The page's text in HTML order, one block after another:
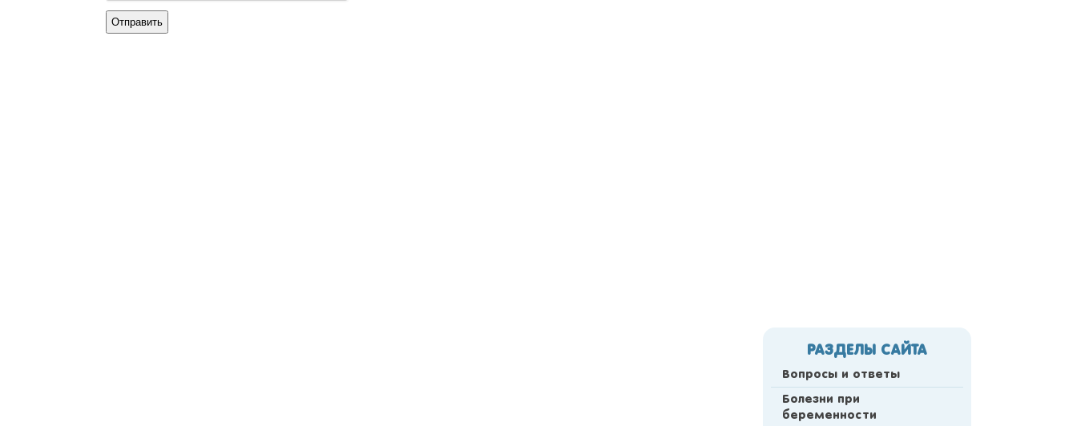
РАЗДЕЛЫ САЙТА
Вопросы и ответы
Болезни при
беременности